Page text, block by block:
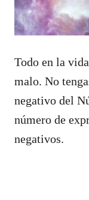
Todo en la
malo. No
negativo del
número de
negativos.